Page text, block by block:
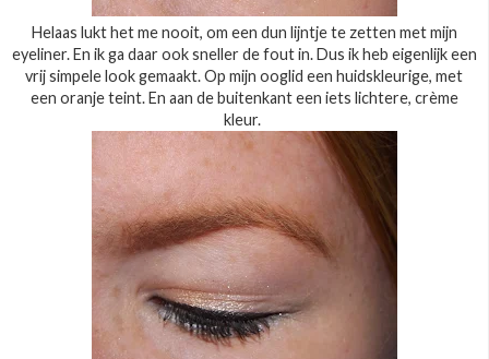
Helaas lukt het me nooit, om een dun lijntje te zetten met mijn
eyeliner. En ik ga daar ook sneller de fout in. Dus ik heb eigenlijk een
vrij simpele look gemaakt. Op mijn ooglid een huidskleurige, met
een oranje teint. En aan de buitenkant een iets lichtere, crème
kleur.